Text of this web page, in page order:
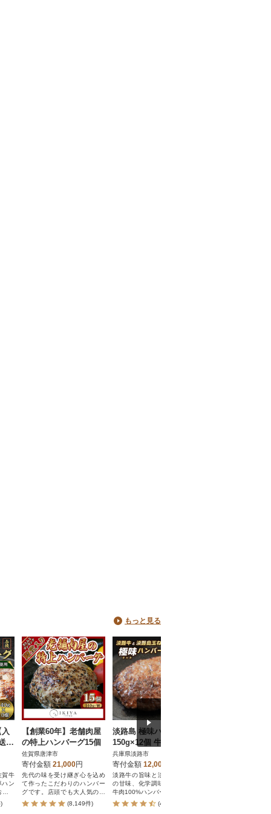
もっと見る
】
賀牛
ハン
け
【創業60年】老舗肉屋
の特上ハンバーグ15個
佐賀県唐津市
寄付金額 21,000円
先代の味を受け継ぎ心を込め
て作ったこだわりのハンバー
グです。店頭でも大人気のお
礼品です。
(8,149件)
淡路島 極味ハンバーグ
150g×12個 牛肉100%
ao05756
兵庫県淡路市
寄付金額 12,000
淡路牛の旨味と淡路島玉ねぎ
の甘味、化学調味料無添加の
牛肉100%ハンバーグ!
(472件)